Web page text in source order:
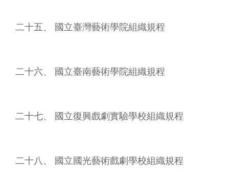
二十五、 國立臺灣藝術學院組織規程
二十六、 國立臺南藝術學院組織規程
二十七、 國立復興戲劇實驗學校組織規程
二十八、 國立國光藝術戲劇學校組織規程